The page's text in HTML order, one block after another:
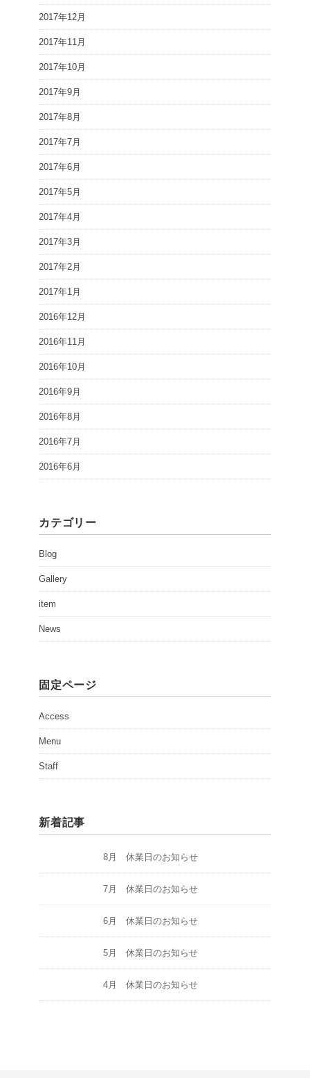
2017年12月
2017年11月
2017年10月
2017年9月
2017年8月
2017年7月
2017年6月
2017年5月
2017年4月
2017年3月
2017年2月
2017年1月
2016年12月
2016年11月
2016年10月
2016年9月
2016年8月
2016年7月
2016年6月
カテゴリー
Blog
Gallery
item
News
固定ページ
Access
Menu
Staff
新着記事
8月 休業日のお知らせ
7月 休業日のお知らせ
6月 休業日のお知らせ
5月 休業日のお知らせ
4月 休業日のお知らせ